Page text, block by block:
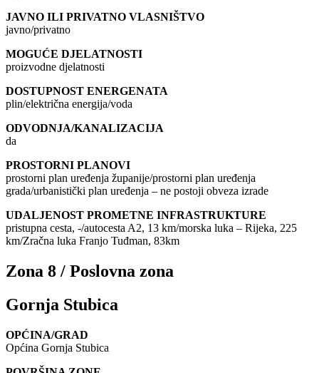
JAVNO ILI PRIVATNO VLASNIŠTVO
javno/privatno
MOGUĆE DJELATNOSTI
proizvodne djelatnosti
DOSTUPNOST ENERGENATA
plin/električna energija/voda
ODVODNJA/KANALIZACIJA
da
PROSTORNI PLANOVI
prostorni plan uređenja županije/prostorni plan uređenja
grada/urbanistički plan uređenja – ne postoji obveza izrade
UDALJENOST PROMETNE INFRASTRUKTURE
pristupna cesta, -/autocesta A2, 13 km/morska luka – Rijeka, 225
km/Zračna luka Franjo Tuđman, 83km
Zona 8 / Poslovna zona
Gornja Stubica
OPĆINA/GRAD
Općina Gornja Stubica